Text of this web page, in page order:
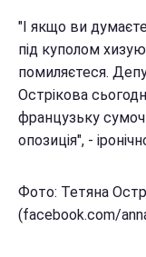
"І якщо ви
під куполом
помиляєтеся.
Острікова
французьку
опозиція", -
Фото: Тетяна
(facebook.com/